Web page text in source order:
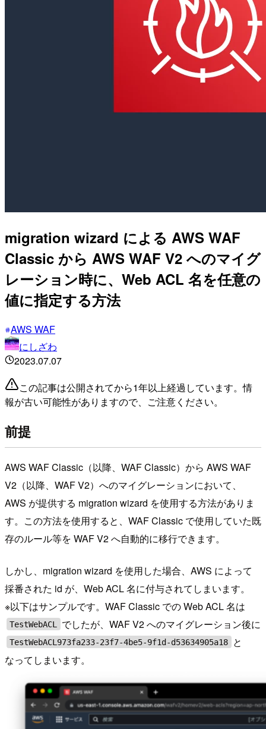
migration wizard による AWS WAF
Classic から AWS WAF V2 へのマイグ
レーション時に、Web ACL 名を任意の
値に指定する方法
AWS WAF
にしざわ
2023.07.07
この記事は公開されてから1年以上経過しています。情
報が古い可能性がありますので、ご注意ください。
前提
AWS WAF Classic（以降、WAF Classic）から AWS WAF
V2（以降、WAF V2）へのマイグレーションにおいて、
AWS が提供する migration wizard を使用する方法がありま
す。この方法を使用すると、WAF Classic で使用していた既
存のルール等を WAF V2 へ自動的に移行できます。
しかし、migration wizard を使用した場合、AWS によって
採番された id が、Web ACL 名に付与されてしまいます。
※以下はサンプルです。WAF Classic での Web ACL 名は
TestWebACL でしたが、WAF V2 へのマイグレーション後に
TestWebACL973fa233-23f7-4be5-9f1d-d53634905a18
と
なってしまいます。